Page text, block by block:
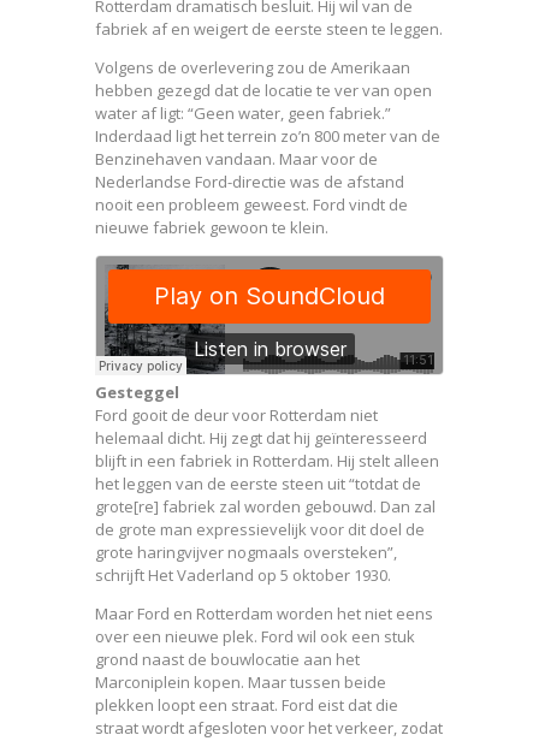
Rotterdam dramatisch besluit. Hij wil van de
fabriek af en weigert de eerste steen te leggen.
Volgens de overlevering zou de Amerikaan
hebben gezegd dat de locatie te ver van open
water af ligt: “Geen water, geen fabriek.”
Inderdaad ligt het terrein zo’n 800 meter van de
Benzinehaven vandaan. Maar voor de
Nederlandse Ford-directie was de afstand
nooit een probleem geweest. Ford vindt de
nieuwe fabriek gewoon te klein.
Gesteggel
Ford gooit de deur voor Rotterdam niet
helemaal dicht. Hij zegt dat hij geïnteresseerd
blijft in een fabriek in Rotterdam. Hij stelt alleen
het leggen van de eerste steen uit “totdat de
grote[re] fabriek zal worden gebouwd. Dan zal
de grote man expressievelijk voor dit doel de
grote haringvijver nogmaals oversteken”,
schrijft Het Vaderland op 5 oktober 1930.
Maar Ford en Rotterdam worden het niet eens
over een nieuwe plek. Ford wil ook een stuk
grond naast de bouwlocatie aan het
Marconiplein kopen. Maar tussen beide
plekken loopt een straat. Ford eist dat die
straat wordt afgesloten voor het verkeer, zodat